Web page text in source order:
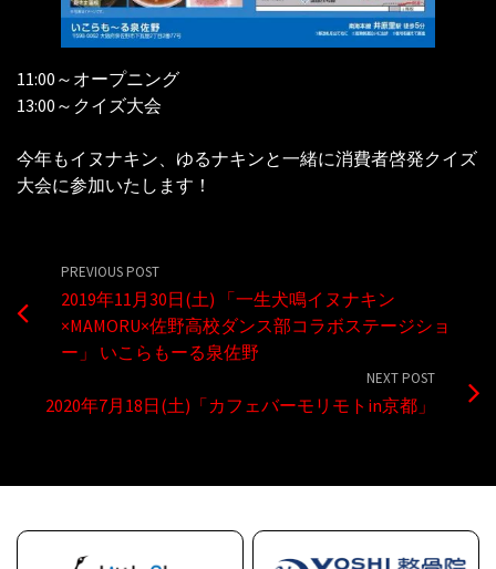
11:00～オープニング
13:00～クイズ大会
今年もイヌナキン、ゆるナキンと一緒に消費者啓発クイズ
大会に参加いたします！
PREVIOUS POST
2019年11月30日(土) 「一生犬鳴イヌナキン
×MAMORU×佐野高校ダンス部コラボステージショ
ー」 いこらもーる泉佐野
NEXT POST
2020年7月18日(土)「カフェバーモリモトin京都」